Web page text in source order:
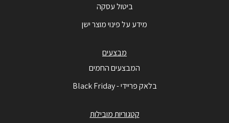
ביטול עסקה
מידע על פינוי מוצר ישן
מבצעים
המבצעים החמים
בלאק פריידי - Black Friday
קטגוריות מובילות